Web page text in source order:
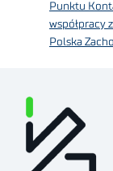
Punktu
współpracy
Polska